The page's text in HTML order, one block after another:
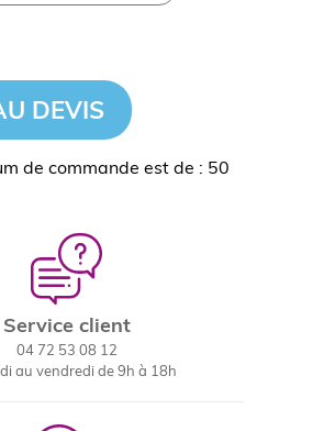
DEVIS
de commande est de : 50
Service client
04 72 53 08 12
au vendredi de 9h à 18h